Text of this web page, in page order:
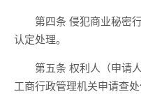
第四条 侵犯商业秘密行
认定处理。
第五条 权利人（申请人
工商行政管理机关申请查